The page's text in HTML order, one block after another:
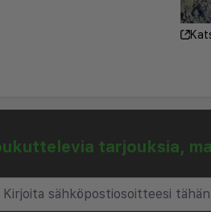
tarjouksia,